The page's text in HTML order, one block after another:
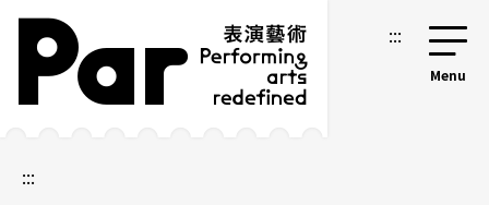
跳到主要內容區塊
網站導覽 :::
:::